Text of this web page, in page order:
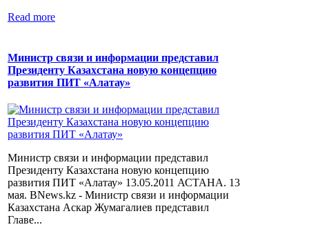
Read more
Министр связи и информации представил
Президенту Казахстана новую концепцию
развития ПИТ «Алатау»
Министр связи и информации представил
Президенту Казахстана новую концепцию
развития ПИТ «Алатау» 13.05.2011 АСТАНА. 13
мая. BNews.kz - Министр связи и информации
Казахстана Аскар Жумагалиев представил
Главе...